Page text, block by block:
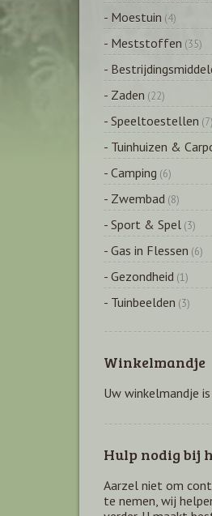
- Moestuin (4)
- Meststoffen (35)
-
- Zaden (22)
- Speeltoestellen (7)
- Tuinhuizen &
- Camping (6)
- Zwembad (8)
- Sport & Spel (3)
- Gas in Flessen (6)
- Gezondheid (1)
- Tuinbeelden (3)
Winkelmandje
Uw winkelmandje
Hulp nodig bij
Aarzel niet om
te nemen, wij